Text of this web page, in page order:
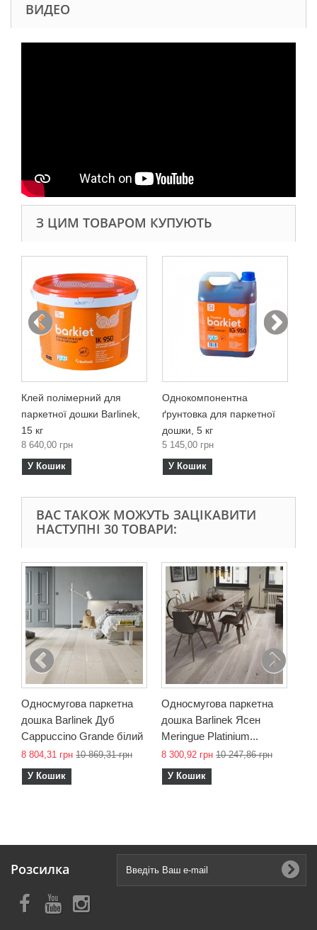
ВИДЕО
З ЦИМ ТОВАРОМ КУПУЮТЬ
Клей полімерний для
паркетної дошки Barlinek,
15 кг
8 640,00 грн
У Кошик
Однокомпонентна
ґрунтовка для паркетної
дошки, 5 кг
5 145,00 грн
У Кошик
ВАС ТАКОЖ МОЖУТЬ ЗАЦІКАВИТИ
НАСТУПНІ 30 ТОВАРИ:
Односмугова паркетна
дошка Barlinek Дуб
Cappuccino Grande білий
8 804,31 грн 10 869,31 грн
У Кошик
Односмугова паркетна
дошка Barlinek Ясен
Meringue Platinium...
8 300,92 грн 10 247,86 грн
У Кошик
Розсилка